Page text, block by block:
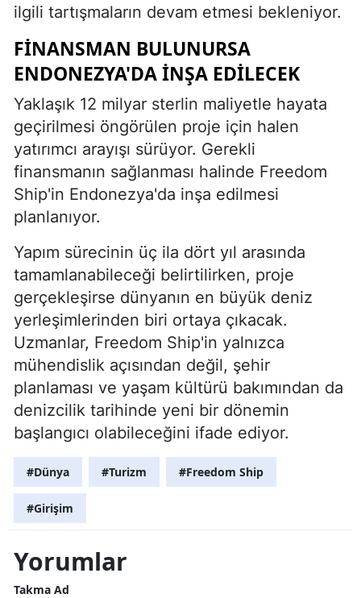
ilgili tartışmaların devam etmesi bekleniyor.
FINANSMAN BULUNURSA
ENDONEZYA'DA INŞA EDILECEK
Yaklaşık 12 milyar sterlin maliyetle hayata
geçirilmesi öngörülen proje için halen
yatırımcı arayışı sürüyor. Gerekli
finansmanın sağlanması halinde Freedom
Ship'in Endonezya'da inşa edilmesi
planlanıyor.
Yapım sürecinin üç ila dört yıl arasında
tamamlanabileceği belirtilirken, proje
gerçekleşirse dünyanın en büyük deniz
yerleşimlerinden biri ortaya çıkacak.
Uzmanlar, Freedom Ship'in yalnızca
mühendislik açısından değil, şehir
planlaması ve yaşam kültürü bakımından da
denizcilik tarihinde yeni bir dönemin
başlangıcı olabileceğini ifade ediyor.
#Dünya #Turizm #Freedom Ship
#Girişim
Yorumlar
Takma Ad